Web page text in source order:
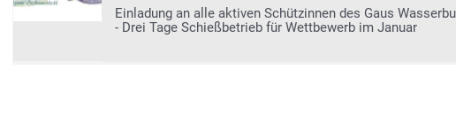
Einladung an alle aktiven Schützinnen des Gaus
- Drei Tage Schießbetrieb für Wettbewerb im Januar